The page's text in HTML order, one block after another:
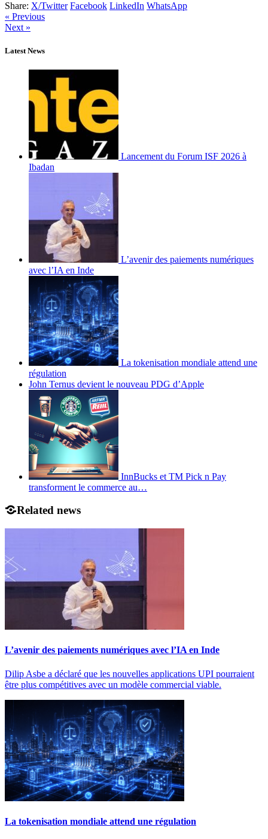
Share: X/Twitter Facebook LinkedIn WhatsApp
« Previous
Next »
Latest News
Lancement du Forum ISF 2026 à
Ibadan
L’avenir des paiements numériques
avec l’IA en Inde
La tokenisation mondiale attend une
régulation
John Ternus devient le nouveau PDG d’Apple
InnBucks et TM Pick n Pay
transforment le commerce au…
Related news
L’avenir des paiements numériques avec l’IA en Inde
Dilip Asbe a déclaré que les nouvelles applications UPI pourraient
être plus compétitives avec un modèle commercial viable.
La tokenisation mondiale attend une régulation